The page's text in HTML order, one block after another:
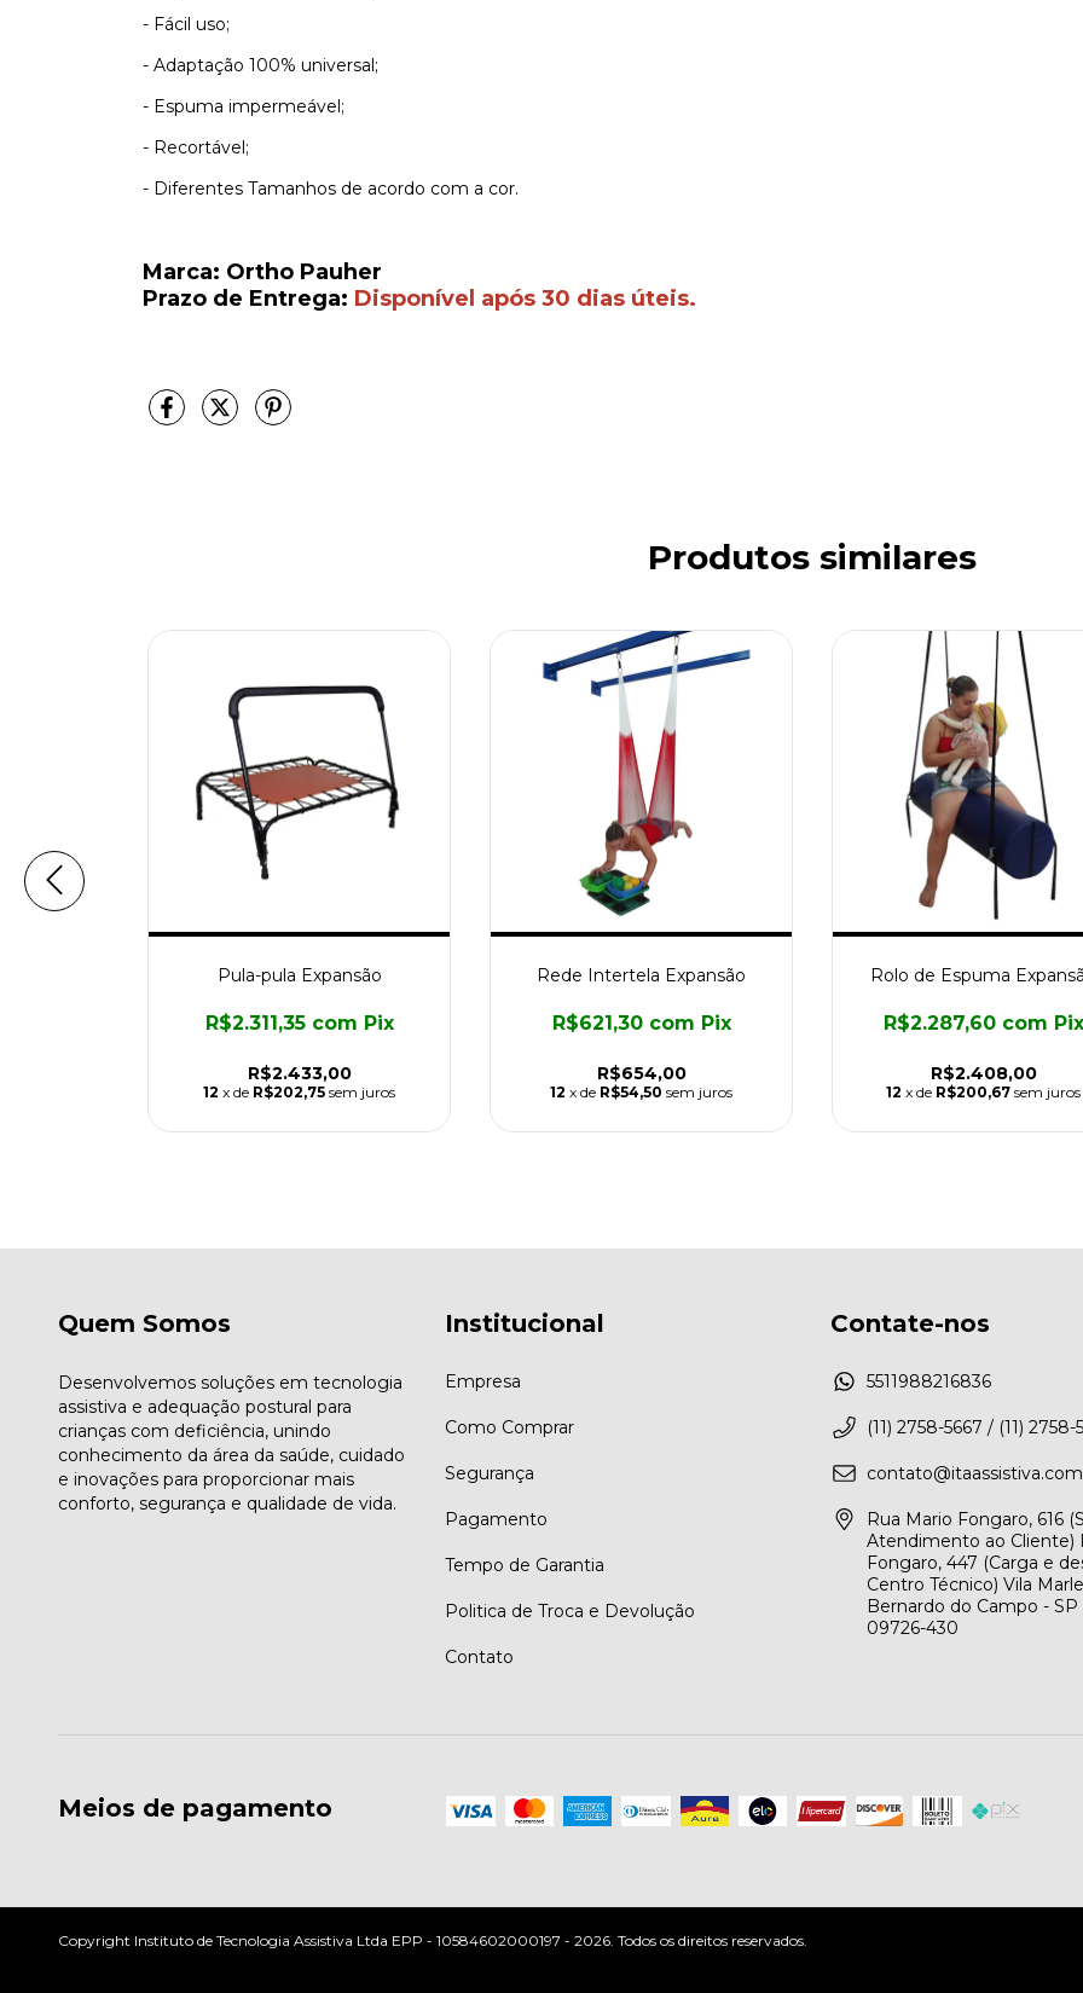
- Fácil uso;
- Adaptação 100% universal;
- Espuma impermeável;
- Recortável;
- Diferentes Tamanhos de acordo com a cor.
Marca: Ortho Pauher
Prazo de Entrega: Disponível após 30 dias úteis.
Produtos similares
Pula-pula Expansão
R$2.433,00
R$2.311,35 com Pix
12 x de R$202,75 sem juros
Rede Intertela Expansão
R$654,00
R$621,30 com Pix
12 x de R$54,50 sem juros
Rolo de Espuma
R$2.408,00
R$2.287,60 com Pix
12 x de R$200,67 sem juros
Quem Somos
Desenvolvemos soluções em tecnologia
assistiva e adequação postural para
crianças com deficiência, unindo
conhecimento da área da saúde, cuidado
e inovações para proporcionar mais
conforto, segurança e qualidade de vida.
Institucional
Empresa
Como Comprar
Segurança
Pagamento
Tempo de Garantia
Politica de Troca e Devolução
Contato
Contate-nos
5511988216836
(11) 2758-5667 / (11) 2758-
Rua Mario Fongaro, 616
Atendimento ao Cliente)
Fongaro, 447 (Carga e
Centro Técnico) Vila
Bernardo do Campo - SP
09726-430
Meios de pagamento
Copyright Instituto de Tecnologia Assistiva Ltda EPP - 10584602000197 - 2026. Todos os direitos reservados.